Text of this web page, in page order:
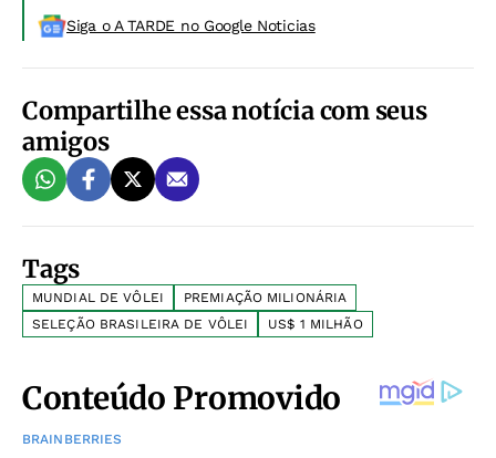
Siga o A TARDE no Google Noticias
Compartilhe essa notícia com seus
amigos
Tags
MUNDIAL DE VÔLEI
PREMIAÇÃO MILIONÁRIA
SELEÇÃO BRASILEIRA DE VÔLEI
US$ 1 MILHÃO